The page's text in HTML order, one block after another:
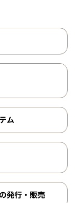
ム
発行・販売